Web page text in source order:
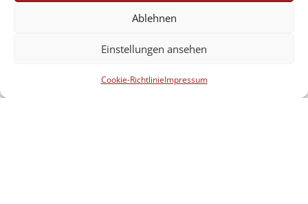
Ablehnen
Einstellungen ansehen
Cookie-RichtlinieImpressum